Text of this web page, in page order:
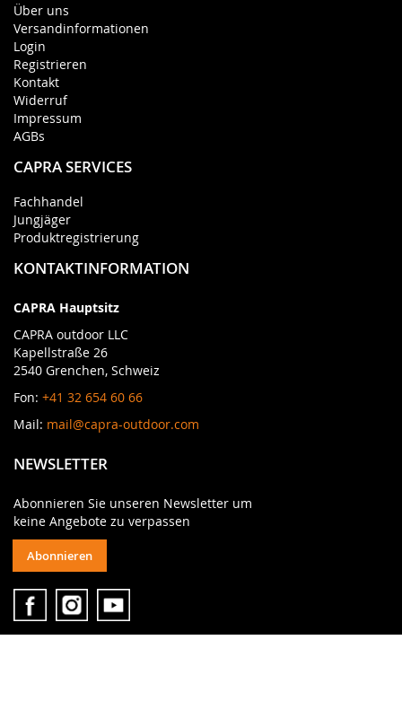
Über uns
Versandinformationen
Login
Registrieren
Kontakt
Widerruf
Impressum
AGBs
CAPRA SERVICES
Fachhandel
Jungjäger
Produktregistrierung
KONTAKTINFORMATION
CAPRA Hauptsitz
CAPRA outdoor LLC
Kapellstraße 26
2540 Grenchen, Schweiz
Fon: +41 32 654 60 66
Mail: mail@capra-outdoor.com
NEWSLETTER
Abonnieren Sie unseren Newsletter um
keine Angebote zu verpassen
Abonnieren